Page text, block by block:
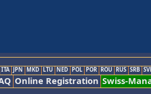
ITA JPN MKD LTU NED POL POR ROU RUS SRB
Online Registration Swiss-